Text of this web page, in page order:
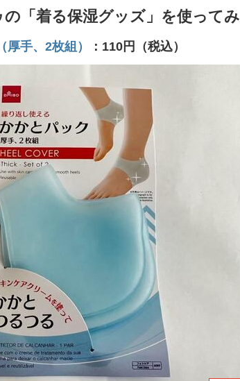
「着る保湿グッズ」を使ってみ
厚手、2枚組） ：110円（税込）